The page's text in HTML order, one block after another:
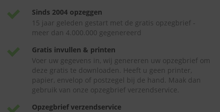
Sinds 2004 opzeggen
15 jaar geleden gestart met de gratis opzegbrief -
meer dan 4.000.000 gegenereerd
Gratis invullen & printen
Voer uw gegevens in, wij genereren uw opzegbrief om
deze gratis te downloaden. Heeft u geen printer,
papier, envelop of postzegel bij de hand. Maak dan
gebruik van onze opzegbrief verzendservice.
Opzegbrief verzendservice